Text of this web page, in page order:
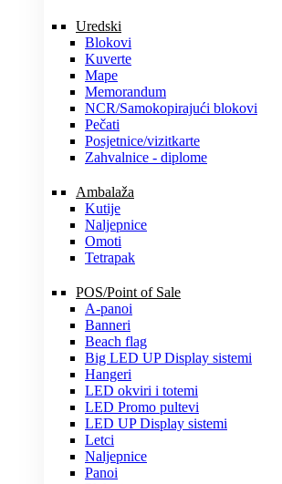
Uredski
Blokovi
Kuverte
Mape
Memorandum
NCR/Samokopirajući blokovi
Pečati
Posjetnice/vizitkarte
Zahvalnice - diplome
Ambalaža
Kutije
Naljepnice
Omoti
Tetrapak
POS/Point of Sale
A-panoi
Banneri
Beach flag
Big LED UP Display sistemi
Hangeri
LED okviri i totemi
LED Promo pultevi
LED UP Display sistemi
Letci
Naljepnice
Panoi